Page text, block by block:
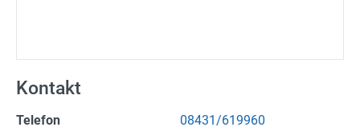
Kontakt
Telefon 08431/619960
Einkaufen
Stellenanzeigen